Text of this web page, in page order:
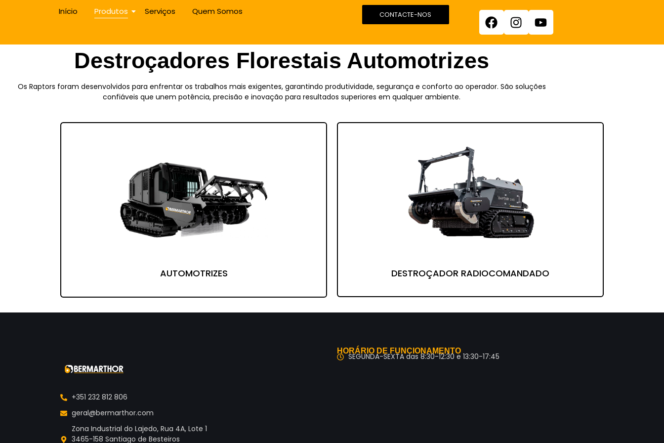
Início Produtos Serviços Quem Somos CONTACTE-NOS
Destroçadores Florestais Automotrizes
Os Raptors foram desenvolvidos para enfrentar os trabalhos mais exigentes, garantindo produtividade, segurança e conforto ao operador. São soluções
confiáveis que unem potência, precisão e inovação para resultados superiores em qualquer ambiente.
AUTOMOTRIZES DESTROÇADOR RADIOCOMANDADO
+351 232 812 806
geral@bermarthor.com
Zona Industrial do Lajedo, Rua 4A, Lote 1
3465-158 Santiago de Besteiros
HORÁRIO DE FUNCIONAMENTO
SEGUNDA-SEXTA das 8:30-12:30 e 13:30-17:45